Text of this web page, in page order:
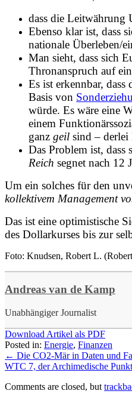
dass die Leitwährung
Ebenso klar ist, dass
nationale Überleben/
Man sieht, dass sich
Thronanspruch auf
Es ist erkennbar, dass
Basis von
würde. Es wäre eine
einem
ganz geil sind –
Das Problem ist,
Reich segnet nach 12
Um ein solches für den
kollektivem Management
Das ist eine optimistische
des Dollarkurses bis zur
Foto: Knudsen, Robert L.
Andreas van de Kamp
Unabhängiger Journalist
Download Artikel als PDF
Posted in: Energie, Finanzen
← Die CO2-Mär in Daten und
WTC 7, der Archimedische
Comments are closed, but